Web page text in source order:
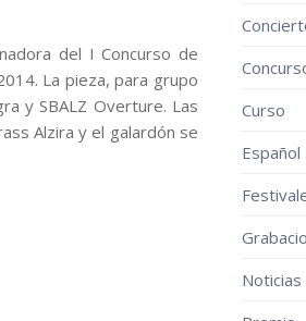
del I Concurso de
La pieza, para grupo
y SBALZ Overture. Las
Alzira y el galardón se
Curso
Español
Noticias